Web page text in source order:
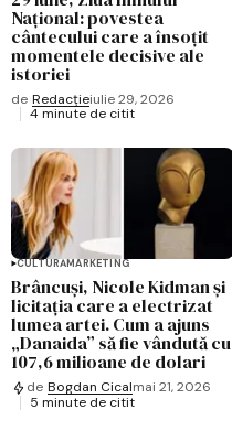
Național: povestea
cântecului care a însoțit
momentele decisive ale
istoriei
de Redacțieiulie 29, 2026
4 minute de citit
CULTURĂMARKETING
Brâncuși, Nicole Kidman și
licitația care a electrizat
lumea artei. Cum a ajuns
„Danaida” să fie vândută cu
107,6 milioane de dolari
de Bogdan Cicalmai 21, 2026
5 minute de citit